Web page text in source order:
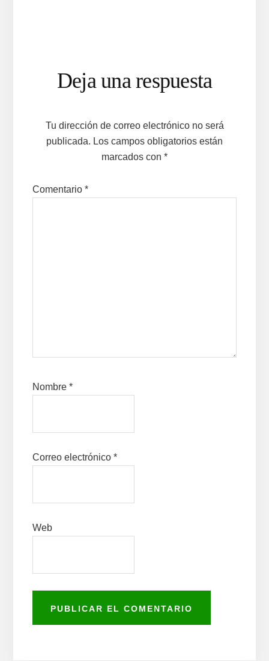
con
los
lectores
Deja una respuesta
Tu dirección de correo electrónico no será
publicada. Los campos obligatorios están
marcados con *
Comentario *
Nombre *
Correo electrónico *
Web